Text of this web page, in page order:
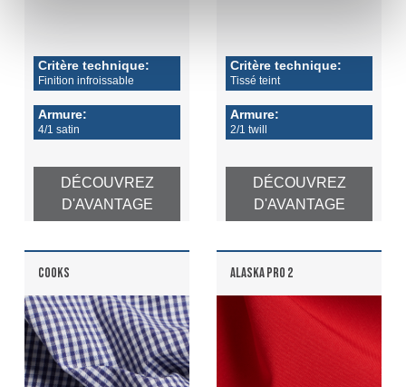
Critère technique:
Finition infroissable
Armure:
4/1 satin
DÉCOUVREZ
D'AVANTAGE
Critère technique:
Tissé teint
Armure:
2/1 twill
DÉCOUVREZ
D'AVANTAGE
COOKS ALASKA PRO 2